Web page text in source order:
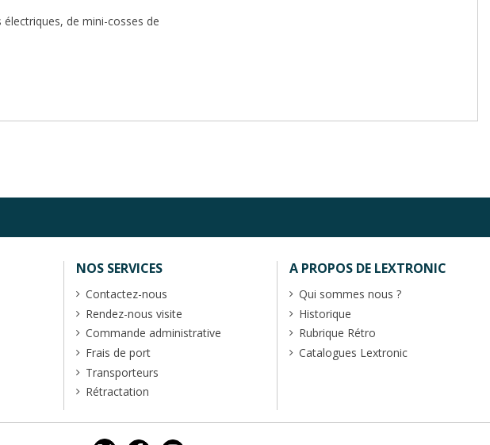
de mini-cosses de
NOS SERVICES
Contactez-nous
Rendez-nous visite
Commande administrative
Frais de port
Transporteurs
Rétractation
A PROPOS DE LEXTRONIC
Qui sommes nous ?
Historique
Rubrique Rétro
Catalogues Lextronic